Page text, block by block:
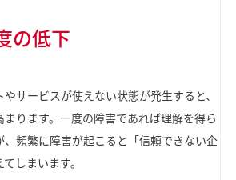
の低下
サービスが使えない状態が発生すると、
ります。一度の障害であれば理解を得ら
、頻繁に障害が起こると「信頼できない企
しまいます。